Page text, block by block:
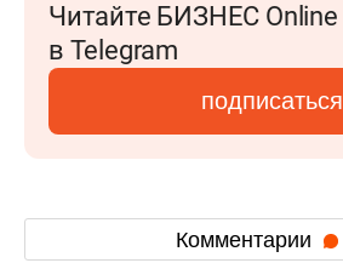
Читайте БИЗНЕС Online
в Telegram
подписаться
Комментарии